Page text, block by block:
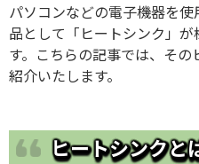
パソコンなどの電子機器を
品として「ヒートシンク」
す。こちらの記事では、そ
紹介いたします。
ヒートシンクと